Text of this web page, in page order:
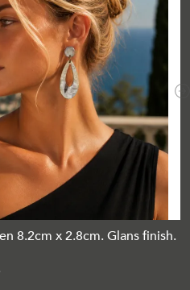
8.2cm x 2.8cm. Glans finish.